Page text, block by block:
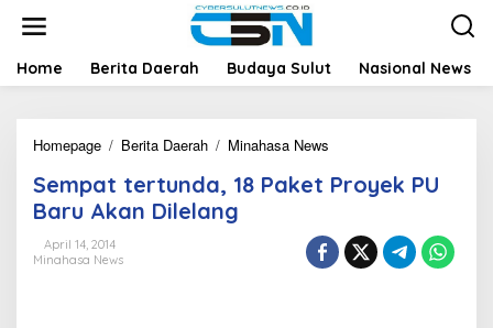
t
Home Berita Daerah Budaya Sulut Nasional News
Homepage / Berita Daerah / Minahasa News
m
t
t
Sempat tertunda, 18 Paket Proyek PU
Baru Akan Dilelang
April 14, 2014
Minahasa News